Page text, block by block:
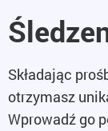
Składając
otrzymasz
Wprowadź go